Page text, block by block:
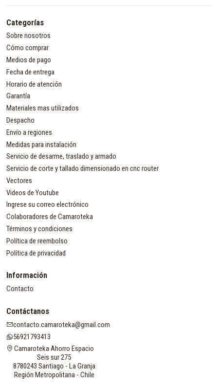
Categorías
Sobre nosotros
Cómo comprar
Medios de pago
Fecha de entrega
Horario de atención
Garantía
Materiales mas utilizados
Despacho
Envío a regiones
Medidas para instalación
Servicio de desarme, traslado y armado
Servicio de corte y tallado dimensionado en cnc router
Vectores
Videos de Youtube
Ingrese su correo electrónico
Colaboradores de Camaroteka
Términos y condiciones
Política de reembolso
Política de privacidad
Información
Contacto
Contáctanos
contacto.camaroteka@gmail.com
56921793413
Camaroteka Ahorro Espacio
Seis sur 275
8780243 Santiago - La Granja
Región Metropolitana - Chile